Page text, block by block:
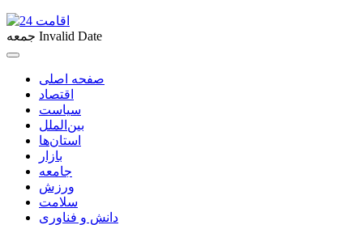
جمعه Invalid Date
صفحه اصلی
اقتصاد
سیاست
بین‌الملل
استان‌ها
بازار
جامعه
ورزش
سلامت
دانش و فناوری